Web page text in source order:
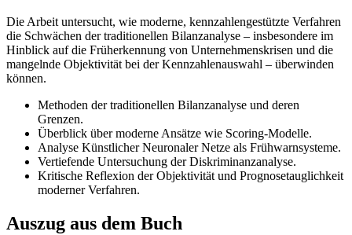
Die Arbeit untersucht, wie moderne, kennzahlengestützte Verfahren
die Schwächen der traditionellen Bilanzanalyse – insbesondere im
Hinblick auf die Früherkennung von Unternehmenskrisen und die
mangelnde Objektivität bei der Kennzahlenauswahl – überwinden
können.
Methoden der traditionellen Bilanzanalyse und deren
Grenzen.
Überblick über moderne Ansätze wie Scoring-Modelle.
Analyse Künstlicher Neuronaler Netze als Frühwarnsysteme.
Vertiefende Untersuchung der Diskriminanzanalyse.
Kritische Reflexion der Objektivität und Prognosetauglichkeit
moderner Verfahren.
Auszug aus dem Buch